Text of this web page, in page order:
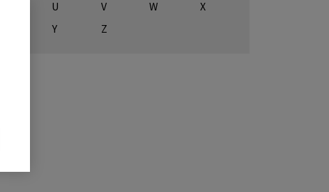
U
V W
X
Y
Z